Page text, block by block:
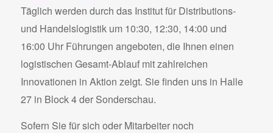
Täglich werden durch das Institut für Distributions-
und Handelslogistik um 10:30, 12:30, 14:00 und
16:00 Uhr Führungen angeboten, die Ihnen einen
logistischen Gesamt-Ablauf mit zahlreichen
Innovationen in Aktion zeigt. Sie finden uns in Halle
27 in Block 4 der Sonderschau.
Sofern Sie für sich oder Mitarbeiter noch